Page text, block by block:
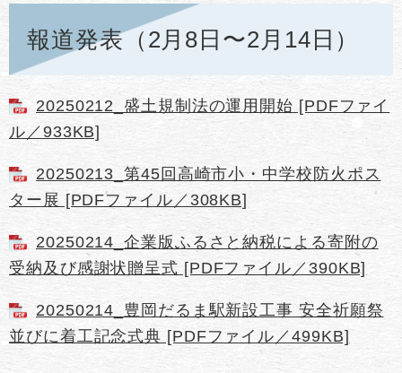
報道発表（2月8日〜2月14日）
20250212_盛土規制法の運用開始 [PDFファイ
ル／933KB]
20250213_第45回高崎市小・中学校防火ポス
ター展 [PDFファイル／308KB]
20250214_企業版ふるさと納税による寄附の
受納及び感謝状贈呈式 [PDFファイル／390KB]
20250214_豊岡だるま駅新設工事 安全祈願祭
並びに着工記念式典 [PDFファイル／499KB]